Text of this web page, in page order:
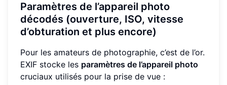
Paramètres de l’appareil photo
décodés (ouverture, ISO, vitesse
d’obturation et plus encore)
Pour les amateurs de photographie, c’est de l’or.
EXIF stocke les paramètres de l’appareil photo
cruciaux utilisés pour la prise de vue :